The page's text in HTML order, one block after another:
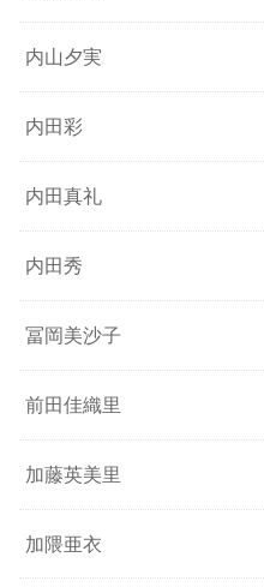
内山夕実
内田彩
内田真礼
内田秀
冨岡美沙子
前田佳織里
加藤英美里
加隈亜衣